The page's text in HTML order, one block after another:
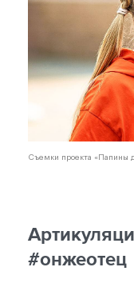
Съемки проекта «Папины
#онжеотец